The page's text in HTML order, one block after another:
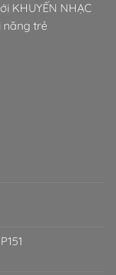
KHUYẾN NHẠC
năng trẻ